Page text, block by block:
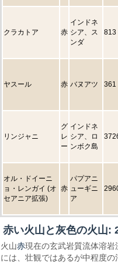
クラカトア 赤
インドネ
シア、ス
ンダ
813
ヤスール 赤 バヌアツ 361
リンジャニ
グ
レ
ー
インドネ
シア、ロ
ンボク島
オル・ドイーニ
ョ・レンガイ (オ
セアニア拡張)
赤
パプアニ
ューギニ
ア
赤い火山と灰色の火山:
火山赤現在の玄武岩質流体溶岩
には、壮観ではあるが中程度の